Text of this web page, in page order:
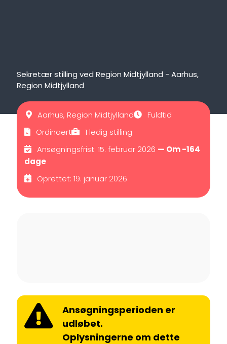
Sekretær stilling ved Region Midtjylland - Aarhus,
Region Midtjylland
Aarhus, Region Midtjylland
Fuldtid
Ordinaert
1 ledig stilling
Ansøgningsfrist: 15. februar 2026 — Om -164
dage
Oprettet: 19. januar 2026
Ansøgningsperioden er
udløbet.
Oplysningerne om dette